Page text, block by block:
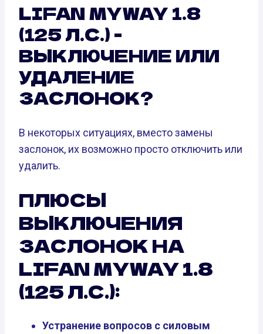
LIFAN MYWAY 1.8
(125 Л.С.) -
ВЫКЛЮЧЕНИЕ ИЛИ
УДАЛЕНИЕ
ЗАСЛОНОК?
В некоторых ситуациях, вместо замены
заслонок, их возможно просто отключить или
удалить.
ПЛЮСЫ
ВЫКЛЮЧЕНИЯ
ЗАСЛОНОК НА
LIFAN MYWAY 1.8
(125 Л.С.):
Устранение вопросов с силовым